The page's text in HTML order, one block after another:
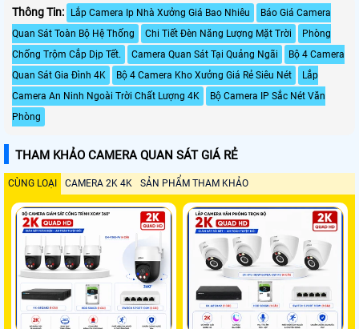
Thông Tin: Lắp Camera Ip Nhà Xưởng Giá Bao Nhiêu
Báo Giá Camera
Quan Sát Toàn Bộ Hệ Thống
Chi Tiết Đèn Năng Lượng Mặt Trời
Phòng
Chống Trộm Cắp Dịp Tết.
Camera Quan Sát Tại Quảng Ngãi
Bộ 4 Camera
Quan Sát Gia Đình 4K
Bộ 4 Camera Kho Xưởng Giá Rẻ Siêu Nét
Lắp
Camera An Ninh Ngoài Trời Chất Lượng 4K
Bộ Camera IP Sắc Nét Văn
Phòng
THAM KHẢO CAMERA QUAN SÁT GIÁ RẺ
CÙNG LOẠI CAMERA 2K 4K SẢN PHẨM THAM KHẢO